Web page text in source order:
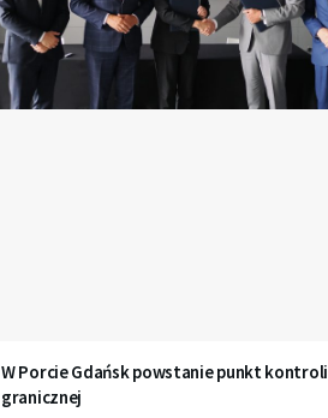
W Porcie Gdańsk powstanie punkt kontroli
granicznej